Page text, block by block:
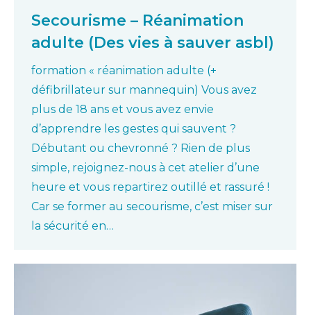
Secourisme – Réanimation
adulte (Des vies à sauver asbl)
formation « réanimation adulte (+
défibrillateur sur mannequin) Vous avez
plus de 18 ans et vous avez envie
d’apprendre les gestes qui sauvent ?
Débutant ou chevronné ? Rien de plus
simple, rejoignez-nous à cet atelier d’une
heure et vous repartirez outillé et rassuré !
Car se former au secourisme, c’est miser sur
la sécurité en…